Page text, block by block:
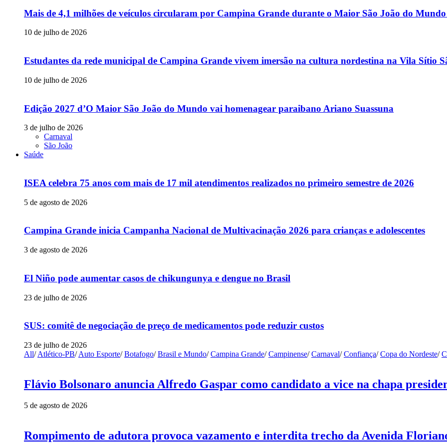
Mais de 4,1 milhões de veículos circularam por Campina Grande durante o Maior São João do Mundo
10 de julho de 2026
Estudantes da rede municipal de Campina Grande vivem imersão na cultura nordestina na Vila Sítio
10 de julho de 2026
Edição 2027 d’O Maior São João do Mundo vai homenagear paraibano Ariano Suassuna
3 de julho de 2026
Carnaval
São João
Saúde
ISEA celebra 75 anos com mais de 17 mil atendimentos realizados no primeiro semestre de 2026
5 de agosto de 2026
Campina Grande inicia Campanha Nacional de Multivacinação 2026 para crianças e adolescentes
3 de agosto de 2026
El Niño pode aumentar casos de chikungunya e dengue no Brasil
23 de julho de 2026
SUS: comitê de negociação de preço de medicamentos pode reduzir custos
23 de julho de 2026
All/ Atlético-PB/ Auto Esporte/ Botafogo/ Brasil e Mundo/ Campina Grande/ Campinense/ Carnaval/ Confiança/ Copa do Nordeste/
Flávio Bolsonaro anuncia Alfredo Gaspar como candidato a vice na chapa
5 de agosto de 2026
Rompimento de adutora provoca vazamento e interdita trecho da Avenida